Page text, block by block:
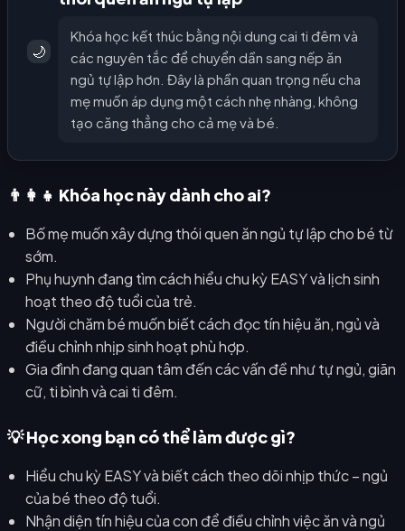
🌙
Khóa học kết thúc bằng nội dung cai ti đêm và
các nguyên tắc để chuyển dần sang nếp ăn
ngủ tự lập hơn. Đây là phần quan trọng nếu cha
mẹ muốn áp dụng một cách nhẹ nhàng, không
tạo căng thẳng cho cả mẹ và bé.
👨‍👩‍👧 Khóa học này dành cho ai?
Bố mẹ muốn xây dựng thói quen ăn ngủ tự lập cho bé từ
sớm.
Phụ huynh đang tìm cách hiểu chu kỳ EASY và lịch sinh
hoạt theo độ tuổi của trẻ.
Người chăm bé muốn biết cách đọc tín hiệu ăn, ngủ và
điều chỉnh nhịp sinh hoạt phù hợp.
Gia đình đang quan tâm đến các vấn đề như tự ngủ, giãn
cữ, ti bình và cai ti đêm.
💡 Học xong bạn có thể làm được gì?
Hiểu chu kỳ EASY và biết cách theo dõi nhịp thức – ngủ
của bé theo độ tuổi.
Nhận diện tín hiệu của con để điều chỉnh việc ăn và ngủ